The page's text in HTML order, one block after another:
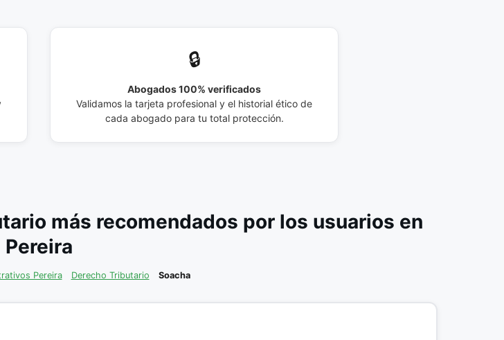
🔒
Abogados 100% verificados
Validamos la tarjeta profesional y el historial ético de
cada abogado para tu total protección.
más recomendados por los usuarios en
Pereira
Pereira Derecho Tributario Soacha